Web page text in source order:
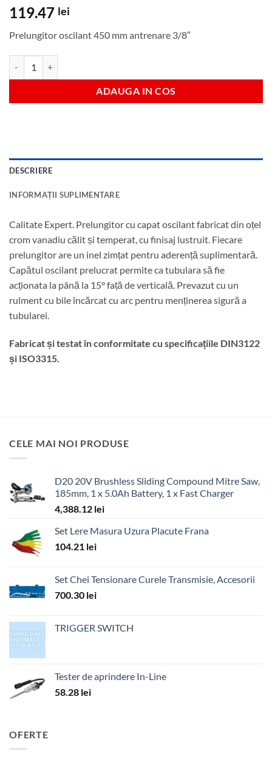
119.47 lei
Prelungitor oscilant 450 mm antrenare 3/8″
ADAUGA IN COS
DESCRIERE
INFORMAȚII SUPLIMENTARE
Calitate Expert. Prelungitor cu capat oscilant fabricat din oțel
crom vanadiu călit și temperat, cu finisaj lustruit. Fiecare
prelungitor are un inel zimțat pentru aderență suplimentară.
Capătul oscilant prelucrat permite ca tubulara să fie
acționata la până la 15° față de verticală. Prevazut cu un
rulment cu bile încărcat cu arc pentru menținerea sigură a
tubularei.
Fabricat și testat în conformitate cu specificațiile DIN3122
și ISO3315.
CELE MAI NOI PRODUSE
D20 20V Brushless Sliding Compound Mitre Saw,
185mm, 1 x 5.0Ah Battery, 1 x Fast Charger
4,388.12 lei
Set Lere Masura Uzura Placute Frana
104.21 lei
Set Chei Tensionare Curele Transmisie, Accesorii
700.30 lei
TRIGGER SWITCH
Tester de aprindere In-Line
58.28 lei
OFERTE